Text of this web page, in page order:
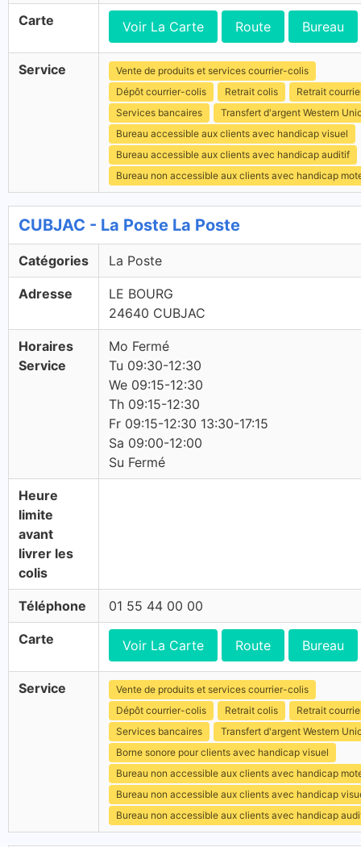
Carte Voir La Carte Route Bureau
Service
Vente de produits et services courrier-colis
Dépôt courrier-colis
Retrait colis
Retrait
Services bancaires
Transfert d'argent Western
Bureau accessible aux clients avec handicap visuel
Bureau accessible aux clients avec handicap auditif
Bureau non accessible aux clients avec handicap
CUBJAC - La Poste La Poste
Catégories La Poste
Adresse
LE BOURG
24640 CUBJAC
Horaires
Service
Mo Fermé
Tu 09:30-12:30
We 09:15-12:30
Th 09:15-12:30
Fr 09:15-12:30 13:30-17:15
Sa 09:00-12:00
Su Fermé
Heure
limite
avant
livrer les
colis
Téléphone 01 55 44 00 00
Carte Voir La Carte Route Bureau
Service
Vente de produits et services courrier-colis
Dépôt courrier-colis
Retrait colis
Retrait
Services bancaires
Transfert d'argent Western
Borne sonore pour clients avec handicap visuel
Bureau non accessible aux clients avec handicap
Bureau non accessible aux clients avec handicap
Bureau non accessible aux clients avec handicap